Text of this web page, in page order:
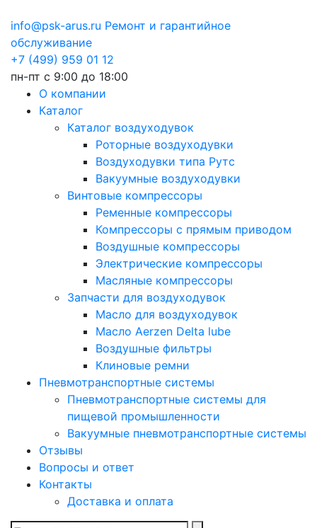
info@psk-arus.ru Ремонт и гарантийное
обслуживание
+7 (499) 959 01 12
пн-пт с 9:00 до 18:00
О компании
Каталог
Каталог воздуходувок
Роторные воздуходувки
Воздуходувки типа Рутс
Вакуумные воздуходувки
Винтовые компрессоры
Ременные компрессоры
Компрессоры с прямым приводом
Воздушные компрессоры
Электрические компрессоры
Масляные компрессоры
Запчасти для воздуходувок
Масло для воздуходувок
Масло Aerzen Delta lube
Воздушные фильтры
Клиновые ремни
Пневмотранспортные системы
Пневмотранспортные системы для
пищевой промышленности
Вакуумные пневмотранспортные системы
Отзывы
Вопросы и ответ
Контакты
Доставка и оплата